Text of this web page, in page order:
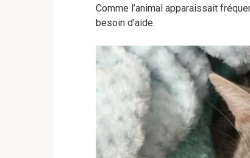
Comme l’animal apparaissait
besoin d’aide.